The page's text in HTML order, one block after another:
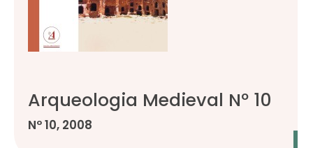
Arqueologia Medieval Nº 10
Nº 10, 2008